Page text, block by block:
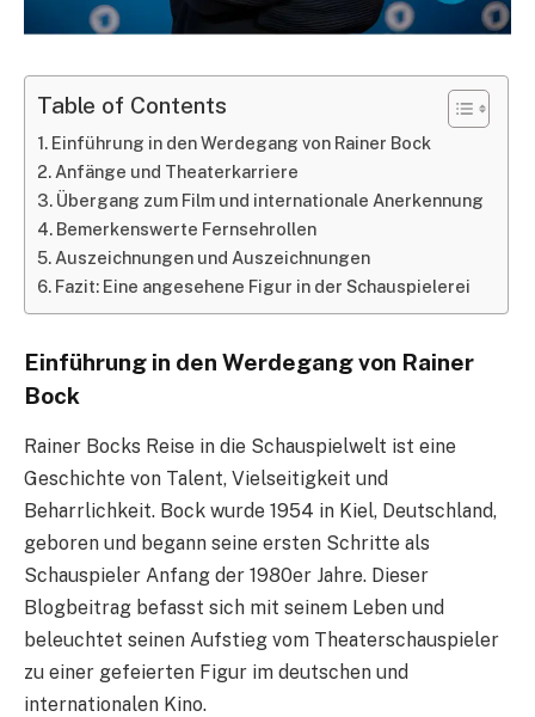
Table of Contents
Einführung in den Werdegang von Rainer Bock
Anfänge und Theaterkarriere
Übergang zum Film und internationale Anerkennung
Bemerkenswerte Fernsehrollen
Auszeichnungen und Auszeichnungen
Fazit: Eine angesehene Figur in der Schauspielerei
Einführung in den Werdegang von Rainer
Bock
Rainer Bocks Reise in die Schauspielwelt ist eine
Geschichte von Talent, Vielseitigkeit und
Beharrlichkeit. Bock wurde 1954 in Kiel, Deutschland,
geboren und begann seine ersten Schritte als
Schauspieler Anfang der 1980er Jahre. Dieser
Blogbeitrag befasst sich mit seinem Leben und
beleuchtet seinen Aufstieg vom Theaterschauspieler
zu einer gefeierten Figur im deutschen und
internationalen Kino.